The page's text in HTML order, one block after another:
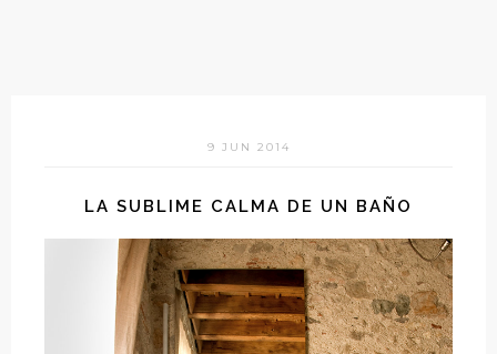
9 JUN 2014
LA SUBLIME CALMA DE UN BAÑO